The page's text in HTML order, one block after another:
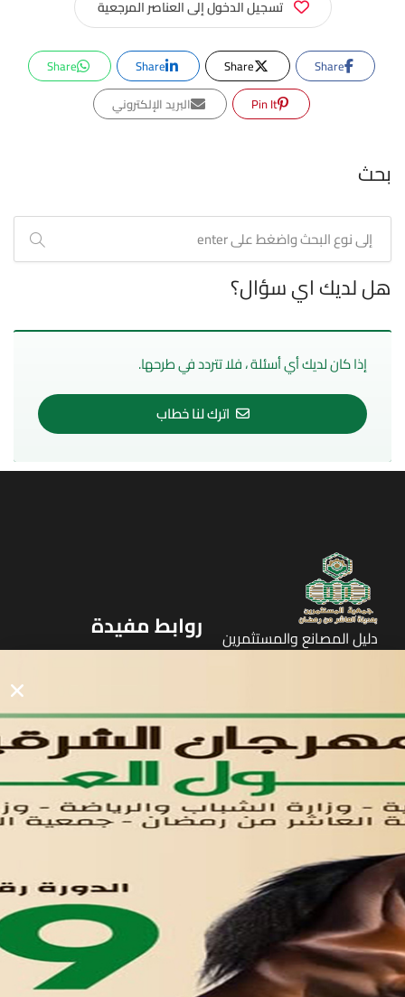
تسجيل الدخول إلى العناصر المرجعية
Share
Share
Share
Share
Pin It
البريد الإلكتروني
بحث
هل لديك اي سؤال؟
إذا كان لديك أي أسئلة ، فلا تتردد في طرحها.
اترك لنا خطاب
دليل المصانع والمستثمرين
روابط مفيدة
الرئيسيه
لوحه التحكم
اتصل بنا
تواصل معنا
مدينة العاشر من رمضان
01221020029
055-4494429
055-4494406